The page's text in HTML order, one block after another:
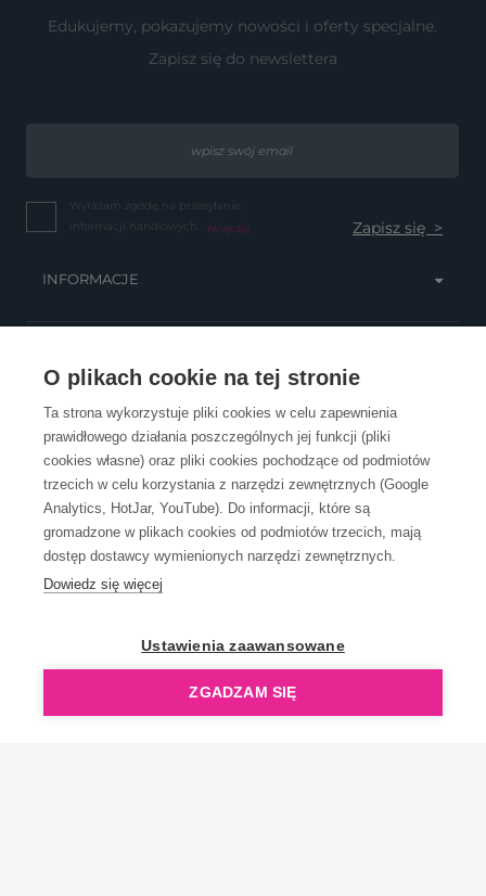
O plikach cookie na tej stronie
Ta strona wykorzystuje pliki cookies w celu zapewnienia
prawidłowego działania poszczególnych jej funkcji (pliki
cookies własne) oraz pliki cookies pochodzące od podmiotów
trzecich w celu korzystania z narzędzi zewnętrznych (Google
Analytics, HotJar, YouTube). Do informacji, które są
gromadzone w plikach cookies od podmiotów trzecich, mają
dostęp dostawcy wymienionych narzędzi zewnętrznych.
Dowiedz się więcej
Ustawienia zaawansowane
ZGADZAM SIĘ
Edukujemy, pokazujemy nowości i oferty specjalne.
Zapisz się do newslettera
Wyrażam zgodę na przesyłanie
informacji handlowych... (więcej)
INFORMACJE
OBSŁUGA KLIENTA
KONTAKT
OpenGift jest częścią ReflectGroup.